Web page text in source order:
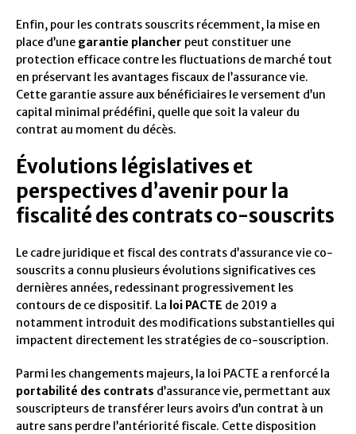
Enfin, pour les contrats souscrits récemment, la mise en
place d’une garantie plancher peut constituer une
protection efficace contre les fluctuations de marché tout
en préservant les avantages fiscaux de l’assurance vie.
Cette garantie assure aux bénéficiaires le versement d’un
capital minimal prédéfini, quelle que soit la valeur du
contrat au moment du décès.
Évolutions législatives et
perspectives d’avenir pour la
fiscalité des contrats co-souscrits
Le cadre juridique et fiscal des contrats d’assurance vie co-
souscrits a connu plusieurs évolutions significatives ces
dernières années, redessinant progressivement les
contours de ce dispositif. La loi PACTE de 2019 a
notamment introduit des modifications substantielles qui
impactent directement les stratégies de co-souscription.
Parmi les changements majeurs, la loi PACTE a renforcé la
portabilité des contrats d’assurance vie, permettant aux
souscripteurs de transférer leurs avoirs d’un contrat à un
autre sans perdre l’antériorité fiscale. Cette disposition